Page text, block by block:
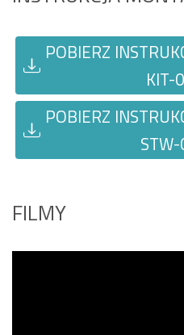
POBIERZ
KIT-
POBIERZ
FILMY